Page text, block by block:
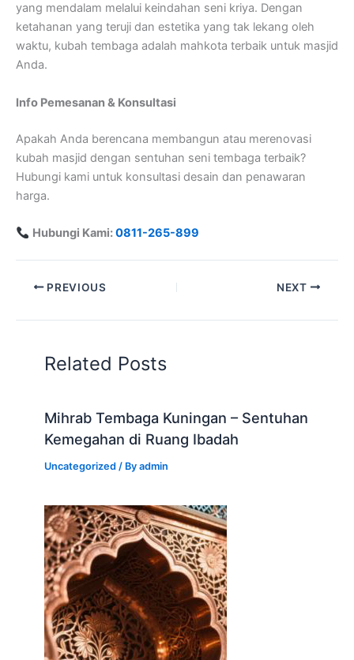
yang mendalam melalui keindahan seni kriya. Dengan
ketahanan yang teruji dan estetika yang tak lekang oleh
waktu, kubah tembaga adalah mahkota terbaik untuk masjid
Anda.
Info Pemesanan & Konsultasi
Apakah Anda berencana membangun atau merenovasi
kubah masjid dengan sentuhan seni tembaga terbaik?
Hubungi kami untuk konsultasi desain dan penawaran
harga.
Hubungi Kami:0811-265-899
PREVIOUS NEXT
Related Posts
Mihrab Tembaga Kuningan – Sentuhan
Kemegahan di Ruang Ibadah
Uncategorized / Byadmin